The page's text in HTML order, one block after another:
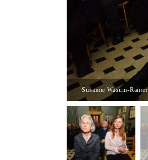
Susanne Wasum-Rainer